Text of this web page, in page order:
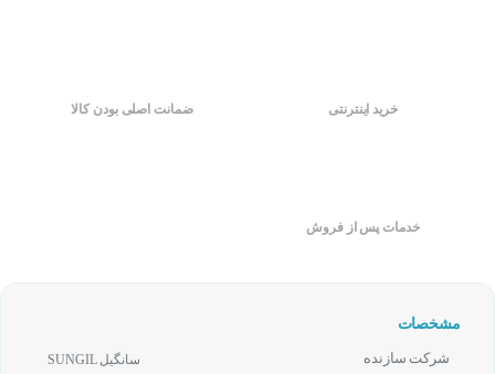
خرید اینترنتی ضمانت اصلی بودن کالا
خدمات پس از فروش
مشخصات
شرکت سازنده سانگیل SUNGIL